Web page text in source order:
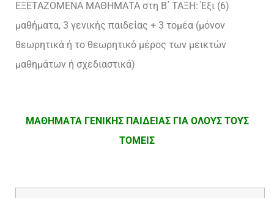
ΕΞΕΤΑΖΟΜΕΝΑ ΜΑΘΗΜΑΤΑ στη Β΄ ΤΑΞΗ: Έξι (6)
μαθήματα, 3 γενικής παιδείας + 3 τομέα (μόνον
θεωρητικά ή το θεωρητικό μέρος των μεικτών
μαθημάτων ή σχεδιαστικά)
ΜΑΘΗΜΑΤΑ ΓΕΝΙΚΗΣ ΠΑΙΔΕΙΑΣ ΓΙΑ ΟΛΟΥΣ ΤΟΥΣ
ΤΟΜΕΙΣ